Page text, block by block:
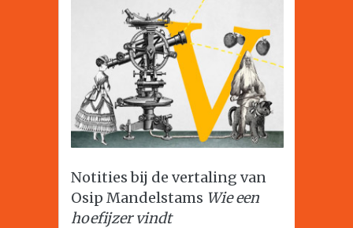
Notities bij de vertaling van
Osip Mandelstams Wie een
hoefijzer vindt